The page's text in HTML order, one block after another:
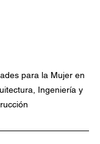
para la Mujer en
Ingeniería y